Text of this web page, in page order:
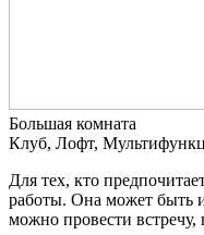
Большая комната
Клуб, Лофт,
Для тех, кто
работы. Она может быть
можно провести встречу,